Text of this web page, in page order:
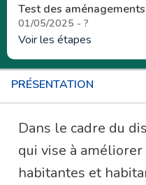
Test des aménagements
01/05/2025 - ?
Voir les étapes
PRÉSENTATION
A propos de
Dans le cadre du
qui vise à
habitantes et